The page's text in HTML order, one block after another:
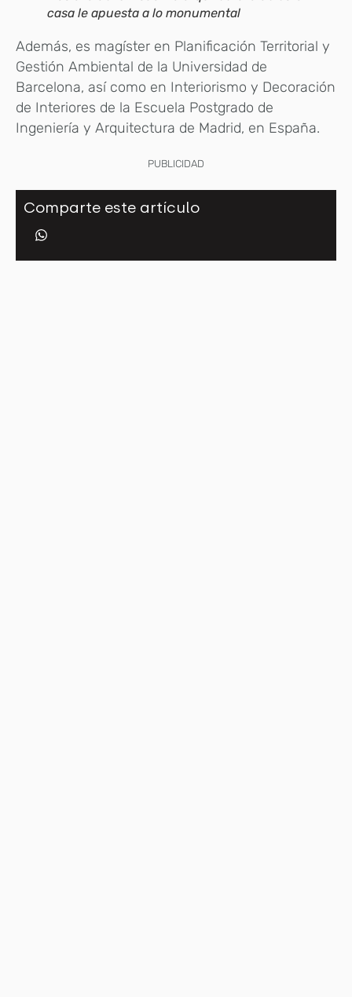
casa le apuesta a lo monumental
Además, es magíster en Planificación Territorial y
Gestión Ambiental de la Universidad de
Barcelona, así como en Interiorismo y Decoración
de Interiores de la Escuela Postgrado de
Ingeniería y Arquitectura de Madrid, en España.
PUBLICIDAD
Comparte este artículo